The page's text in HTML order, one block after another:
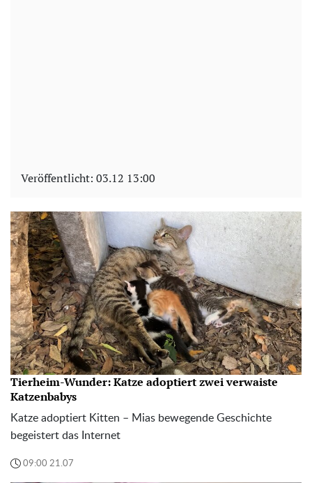
Veröffentlicht: 03.12 13:00
Tierheim-Wunder: Katze adoptiert zwei verwaiste
Katzenbabys
Katze adoptiert Kitten – Mias bewegende Geschichte
begeistert das Internet
09:00 21.07